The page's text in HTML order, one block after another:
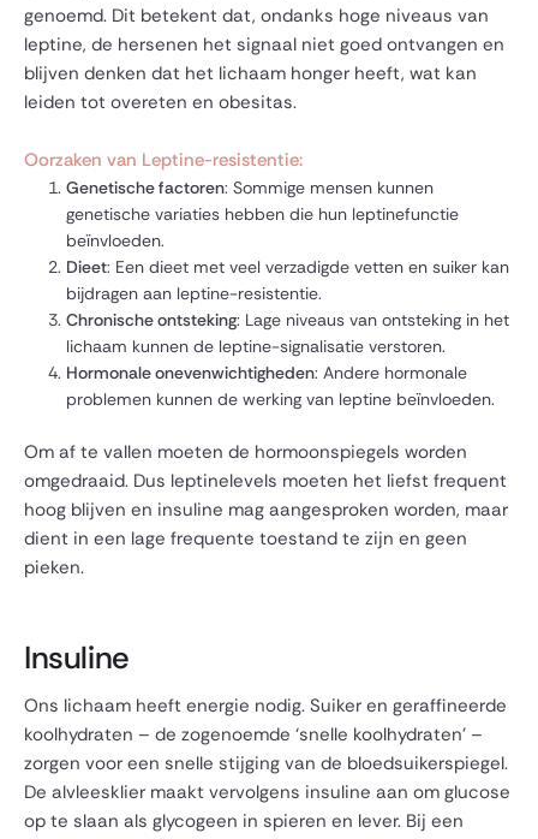
genoemd. Dit betekent dat, ondanks hoge niveaus van
leptine, de hersenen het signaal niet goed ontvangen en
blijven denken dat het lichaam honger heeft, wat kan
leiden tot overeten en obesitas.
Oorzaken van Leptine-resistentie:
Genetische factoren: Sommige mensen kunnen
genetische variaties hebben die hun leptinefunctie
beïnvloeden.
Dieet: Een dieet met veel verzadigde vetten en suiker kan
bijdragen aan leptine-resistentie.
Chronische ontsteking: Lage niveaus van ontsteking in het
lichaam kunnen de leptine-signalisatie verstoren.
Hormonale onevenwichtigheden: Andere hormonale
problemen kunnen de werking van leptine beïnvloeden.
Om af te vallen moeten de hormoonspiegels worden
omgedraaid. Dus leptinelevels moeten het liefst frequent
hoog blijven en insuline mag aangesproken worden, maar
dient in een lage frequente toestand te zijn en geen
pieken.
Insuline
Ons lichaam heeft energie nodig. Suiker en geraffineerde
koolhydraten – de zogenoemde ‘snelle koolhydraten’ –
zorgen voor een snelle stijging van de bloedsuikerspiegel.
De alvleesklier maakt vervolgens insuline aan om glucose
op te slaan als glycogeen in spieren en lever. Bij een